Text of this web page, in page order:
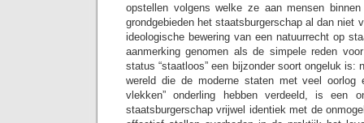
opstellen volgens welke ze aan mensen
grondgebieden het staatsburgerschap al dan niet
ideologische bewering van een natuurrecht op
aanmerking genomen als de simpele reden
status “staatloos” een bijzonder soort ongeluk is:
wereld die de moderne staten met veel oorlog
vlekken” onderling hebben verdeeld, is een
staatsburgerschap vrijwel identiek met de